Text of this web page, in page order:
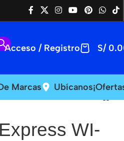
Acceso / Registro S/
Marcas Ubícanos
WI-